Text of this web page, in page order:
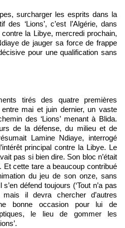
surcharger les esprits dans la
des ‘Lions’, c’est l’Algérie, dans
la Libye, mercredi prochain,
de jauger sa force de frappe
pour une qualification sans
tirés des quatre premières
mai et juin dernier, un vaste
des ‘Lions’ menant à Blida.
de la défense, du milieu et de
résumait Lamine Ndiaye, interrogé
principal contre la Libye. Le
pas si bien dire. Son bloc n’était
cette tare a beaucoup contribué
du jeu de son onze, sans
défend toujours (‘Tout n’a pas
il devra chercher d’autres
bonne occasion pour lui de
le lieu de gommer les